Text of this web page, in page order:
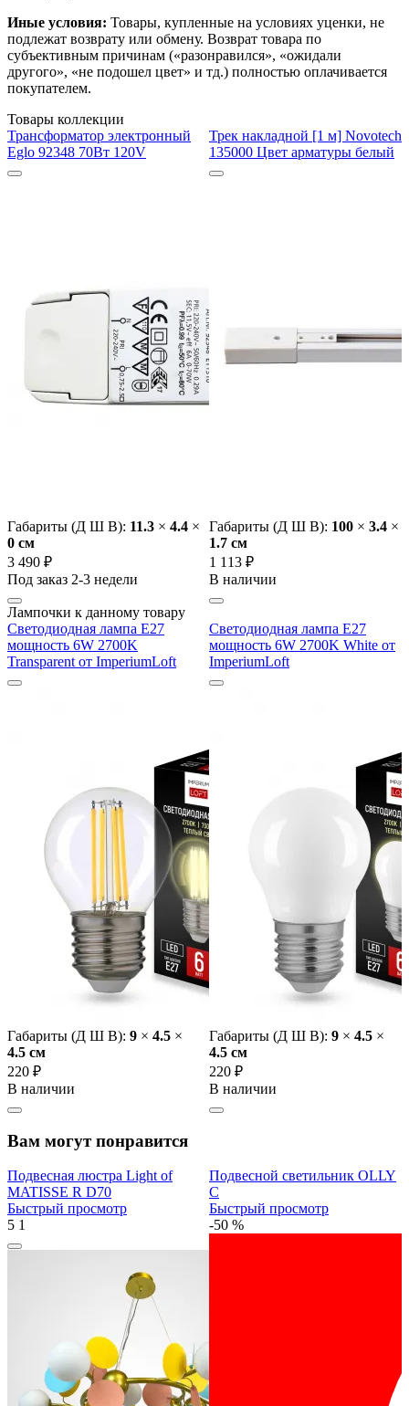
Иные условия: Товары, купленные на условиях уценки, не
подлежат возврату или обмену. Возврат товара по
субъективным причинам («разонравился», «ожидали
другого», «не подошел цвет» и тд.) полностью оплачивается
покупателем.
Товары коллекции
Трансформатор электронный
Eglo 92348 70Вт 120V
Габариты (Д Ш В): 11.3 × 4.4 ×
0 cм
3 490 ₽
Под заказ 2-3 недели
Трек накладной [1 м] Novotech
135000 Цвет арматуры белый
Габариты (Д Ш В): 100 × 3.4 ×
1.7 cм
1 113 ₽
В наличии
Лампочки к данному товару
Светодиодная лампа E27
мощность 6W 2700K
Transparent от ImperiumLoft
Габариты (Д Ш В): 9 × 4.5 ×
4.5 cм
220 ₽
В наличии
Светодиодная лампа E27
мощность 6W 2700K White от
ImperiumLoft
Габариты (Д Ш В): 9 × 4.5 ×
4.5 cм
220 ₽
В наличии
Вам могут понравится
Подвесная люстра Light of
MATISSE R D70
Быстрый просмотр
5 1
Подвесной светильник OLLY
C
Быстрый просмотр
-50 %